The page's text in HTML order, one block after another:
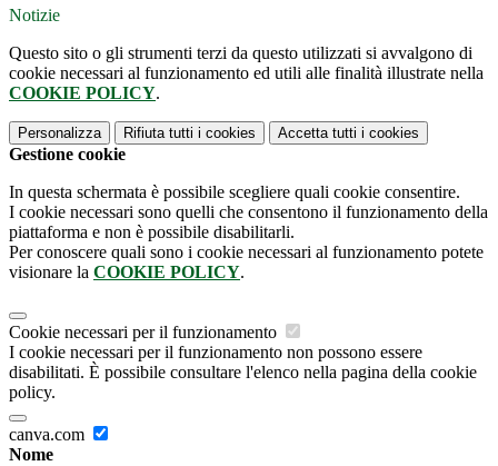
Notizie
Questo sito o gli strumenti terzi da questo utilizzati si avvalgono di
cookie necessari al funzionamento ed utili alle finalità illustrate nella
COOKIE POLICY.
Personalizza Rifiuta tutti i cookies Accetta tutti i cookies
Gestione cookie
In questa schermata è possibile scegliere quali cookie consentire.
I cookie necessari sono quelli che consentono il funzionamento della
piattaforma e non è possibile disabilitarli.
Per conoscere quali sono i cookie necessari al funzionamento potete
visionare la COOKIE POLICY.
Cookie necessari per il funzionamento
I cookie necessari per il funzionamento non possono essere
disabilitati. È possibile consultare l'elenco nella pagina della cookie
policy.
canva.com
Nome